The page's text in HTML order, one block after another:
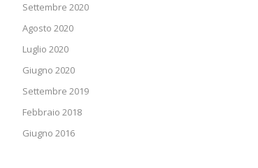
Settembre 2020
Agosto 2020
Luglio 2020
Giugno 2020
Settembre 2019
Febbraio 2018
Giugno 2016